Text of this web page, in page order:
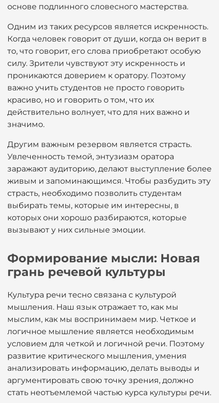
основе подлинного словесного мастерства.
Одним из таких ресурсов является искренность.
Когда человек говорит от души, когда он верит в
то, что говорит, его слова приобретают особую
силу. Зрители чувствуют эту искренность и
проникаются доверием к оратору. Поэтому
важно учить студентов не просто говорить
красиво, но и говорить о том, что их
действительно волнует, что для них важно и
значимо.
Другим важным резервом является страсть.
Увлеченность темой, энтузиазм оратора
заражают аудиторию, делают выступление более
живым и запоминающимся. Чтобы разбудить эту
страсть, необходимо позволить студентам
выбирать темы, которые им интересны, в
которых они хорошо разбираются, которые
вызывают у них сильные эмоции.
Формирование мысли: Новая
грань речевой культуры
Культура речи тесно связана с культурой
мышления. Наш язык отражает то, как мы
мыслим, как мы воспринимаем мир. Четкое и
логичное мышление является необходимым
условием для четкой и логичной речи. Поэтому
развитие критического мышления, умения
анализировать информацию, делать выводы и
аргументировать свою точку зрения, должно
стать неотъемлемой частью курса культуры речи.